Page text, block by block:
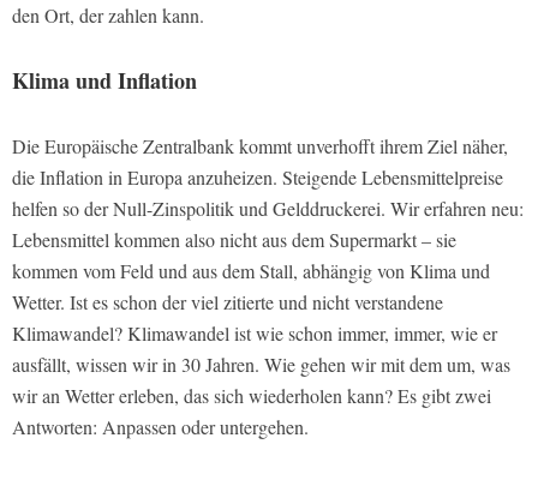
den Ort, der zahlen kann.
Klima und Inflation
Die Europäische Zentralbank kommt unverhofft ihrem Ziel näher,
die Inflation in Europa anzuheizen. Steigende Lebensmittelpreise
helfen so der Null-Zinspolitik und Gelddruckerei. Wir erfahren neu:
Lebensmittel kommen also nicht aus dem Supermarkt – sie
kommen vom Feld und aus dem Stall, abhängig von Klima und
Wetter. Ist es schon der viel zitierte und nicht verstandene
Klimawandel? Klimawandel ist wie schon immer, immer, wie er
ausfällt, wissen wir in 30 Jahren. Wie gehen wir mit dem um, was
wir an Wetter erleben, das sich wiederholen kann? Es gibt zwei
Antworten: Anpassen oder untergehen.